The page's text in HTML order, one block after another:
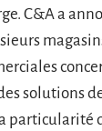
C&A a
solutions
particularité